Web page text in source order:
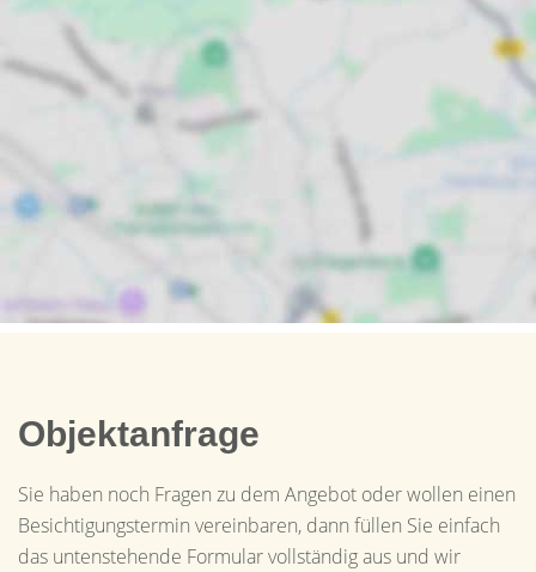
Objektanfrage
Sie haben noch Fragen zu dem Angebot oder wollen einen
Besichtigungstermin vereinbaren, dann füllen Sie einfach
das untenstehende Formular vollständig aus und wir